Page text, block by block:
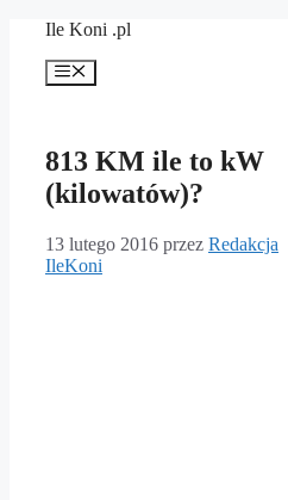
PrzejdźIle Koni .pl
Menu
813 KM ile to kW
(kilowatów)?
13 lutego 2016 przez Redakcja
IleKoni